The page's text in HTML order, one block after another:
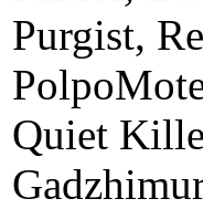
Purgist,
Quiet